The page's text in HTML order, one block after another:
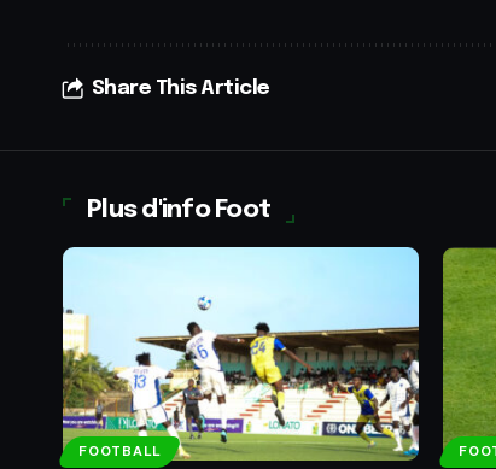
Share This Article
Plus d'info Foot
FOOTBALL